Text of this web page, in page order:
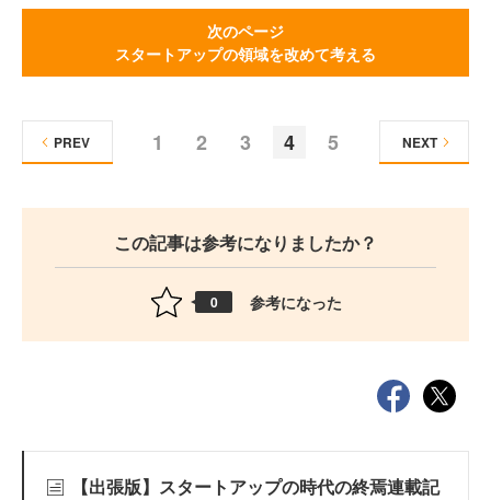
次のページ
スタートアップの領域を改めて考える
1 2 3 4 5
PREV NEXT
この記事は参考になりましたか？
0 参考になった
【出張版】スタートアップの時代の終焉連載記